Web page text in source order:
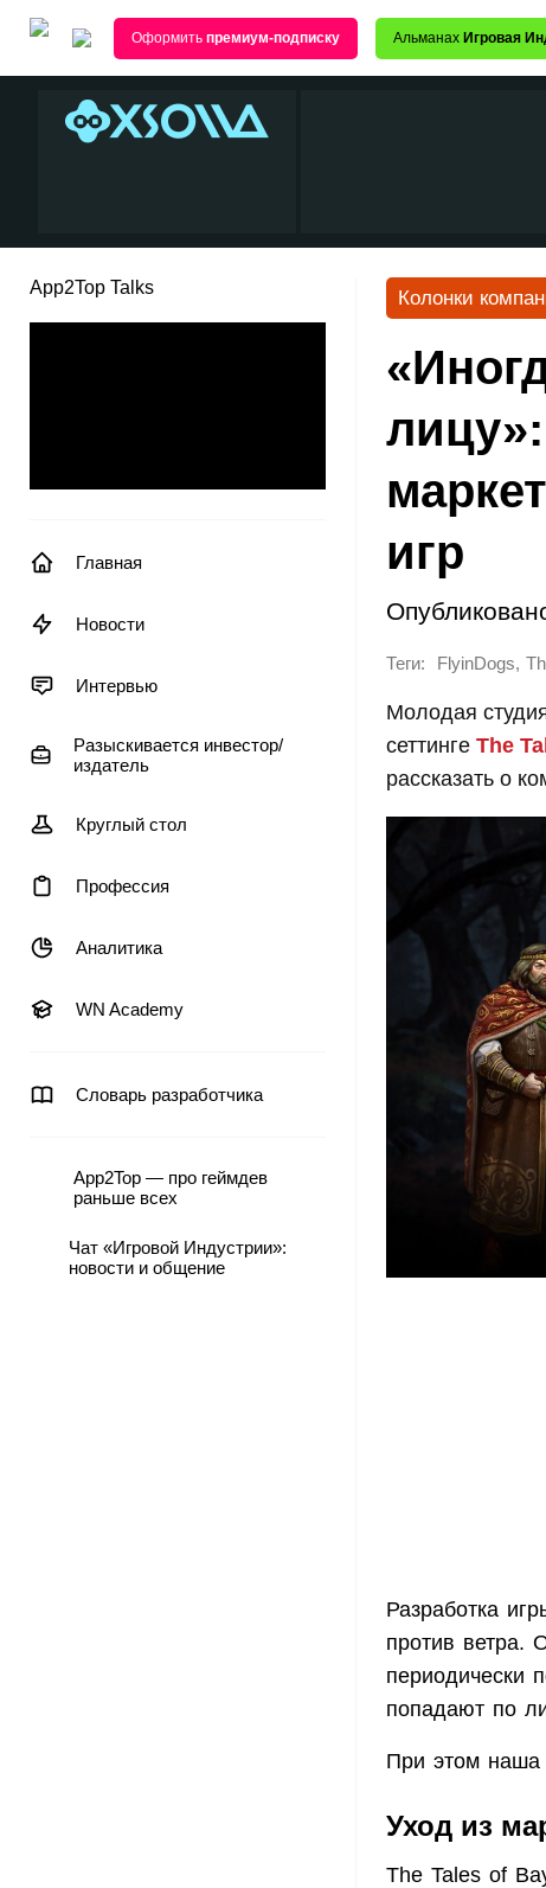
Оформить премиум-подписку Альманах Игровая
App2Top Talks
Главная
Новости
Интервью
Разыскивается инвестор/
издатель
Круглый стол
Профессия
Аналитика
WN Academy
Словарь разработчика
App2Top — про геймдев
раньше всех
Чат «Игровой Индустрии»:
новости и общение
Колонки
игр
Теги: FlyinDogs,
Молодая
сеттинге The
рассказать о
Разработка
против ветра.
периодически
попадают по
При этом наша
Уход из
The Tales of